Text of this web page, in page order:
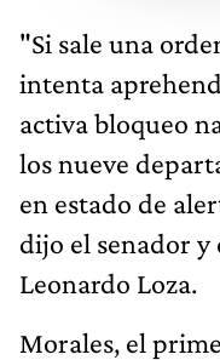
"Si sale una
intenta
activa bloqueo
los nueve
en estado de
dijo el senador
Leonardo Loza.
Morales, el